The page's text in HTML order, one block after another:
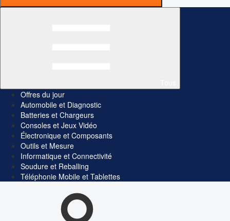
Offres du jour
Automobile et Diagnostic
Batteries et Chargeurs
Consoles et Jeux Vidéo
Électronique et Composants
Outils et Mesure
Informatique et Connectivité
Soudure et Reballing
Téléphonie Mobile et Tablettes